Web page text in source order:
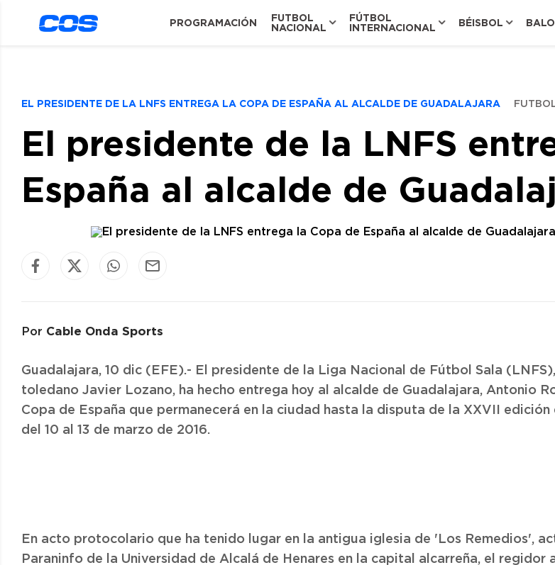
PROGRAMACIÓN
FUTBOL
NACIONAL
FÚTBOL
INTERNACIONAL
BÉISBOL
EL PRESIDENTE DE LA LNFS ENTREGA LA COPA DE ESPAÑA AL ALCALDE DE GUADALAJARA
El presidente de la LNFS
España al alcalde de
Por Cable Onda Sports
Guadalajara, 10 dic (EFE).- El presidente de la Liga Nacional de Fútbol Sala (LNFS),
toledano Javier Lozano, ha hecho entrega hoy al alcalde de Guadalajara, Antonio
Copa de España que permanecerá en la ciudad hasta la disputa de la XXVII edición
del 10 al 13 de marzo de 2016.
En acto protocolario que ha tenido lugar en la antigua iglesia de 'Los Remedios',
Paraninfo de la Universidad de Alcalá de Henares en la capital alcarreña, el regidor